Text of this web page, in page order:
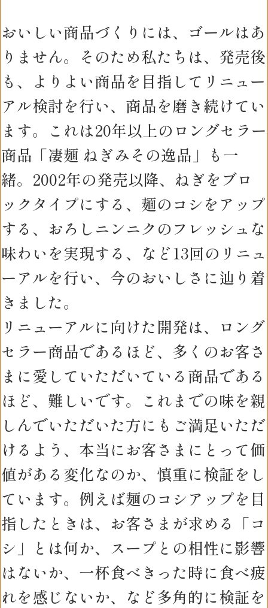
おいしい商品づくりには、ゴールはあ
りません。そのため私たちは、発売後
も、よりよい商品を目指してリニュー
アル検討を行い、商品を磨き続けてい
ます。これは20年以上のロングセラー
商品「凄麺 ねぎみその逸品」も一
緒。2002年の発売以降、ねぎをブロ
ックタイプにする、麺のコシをアップ
する、おろしニンニクのフレッシュな
味わいを実現する、など13回のリニュ
ーアルを行い、今のおいしさに辿り着
きました。
リニューアルに向けた開発は、ロング
セラー商品であるほど、多くのお客さ
まに愛していただいている商品である
ほど、難しいです。これまでの味を親
しんでいただいた方にもご満足いただ
けるよう、本当にお客さまにとって価
値がある変化なのか、慎重に検証をし
ています。例えば麺のコシアップを目
指したときは、お客さまが求める「コ
シ」とは何か、スープとの相性に影響
はないか、一杯食べきった時に食べ疲
れを感じないか、など多角的に検証を